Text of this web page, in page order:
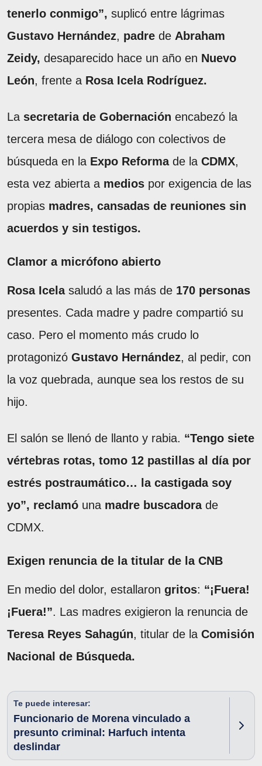
tenerlo conmigo”, suplicó entre lágrimas
Gustavo Hernández, padre de Abraham
Zeidy, desaparecido hace un año en Nuevo
León, frente a Rosa Icela Rodríguez.
La secretaria de Gobernación encabezó la
tercera mesa de diálogo con colectivos de
búsqueda en la Expo Reforma de la CDMX,
esta vez abierta a medios por exigencia de las
propias madres, cansadas de reuniones sin
acuerdos y sin testigos.
Clamor a micrófono abierto
Rosa Icela saludó a las más de 170 personas
presentes. Cada madre y padre compartió su
caso. Pero el momento más crudo lo
protagonizó Gustavo Hernández, al pedir, con
la voz quebrada, aunque sea los restos de su
hijo.
El salón se llenó de llanto y rabia. “Tengo siete
vértebras rotas, tomo 12 pastillas al día por
estrés postraumático… la castigada soy
yo”, reclamó una madre buscadora de
CDMX.
Exigen renuncia de la titular de la CNB
En medio del dolor, estallaron gritos: “¡Fuera!
¡Fuera!”. Las madres exigieron la renuncia de
Teresa Reyes Sahagún, titular de la Comisión
Nacional de Búsqueda.
Te puede interesar:
Funcionario de Morena vinculado a
presunto criminal: Harfuch intenta
deslindar